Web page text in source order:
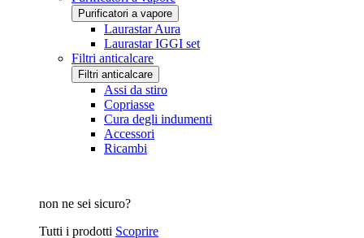
Purificatori a vapore
Laurastar Aura
Laurastar IGGI set
Filtri anticalcare
Filtri anticalcare
Assi da stiro
Copriasse
Cura degli indumenti
Accessori
Ricambi
non ne sei sicuro?
Tutti i prodotti Scoprire